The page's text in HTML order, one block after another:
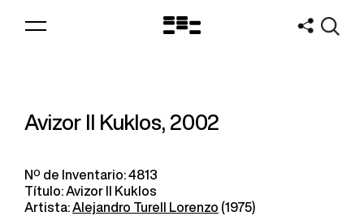
Logo
Avizor II Kuklos, 2002
Nº de Inventario: 4813
Título: Avizor II Kuklos
Artista: Alejandro Turell Lorenzo (1975)